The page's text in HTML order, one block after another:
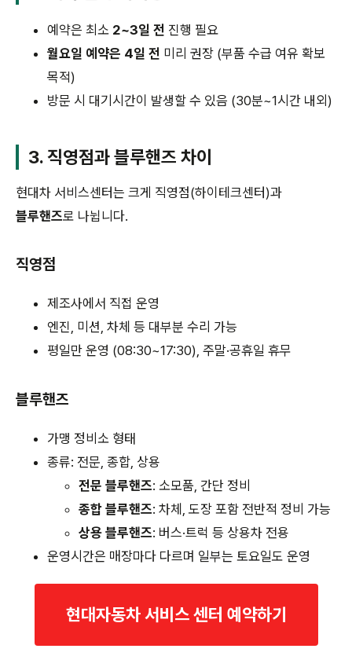
예약은 최소 2~3일 전 진행 필요
월요일 예약은 4일 전 미리 권장 (부품 수급 여유 확보
목적)
방문 시 대기시간이 발생할 수 있음 (30분~1시간 내외)
3. 직영점과 블루핸즈 차이
현대차 서비스센터는 크게 직영점(하이테크센터)과
블루핸즈로 나뉩니다.
직영점
제조사에서 직접 운영
엔진, 미션, 차체 등 대부분 수리 가능
평일만 운영 (08:30~17:30), 주말·공휴일 휴무
블루핸즈
가맹 정비소 형태
종류: 전문, 종합, 상용
전문 블루핸즈: 소모품, 간단 정비
종합 블루핸즈: 차체, 도장 포함 전반적 정비 가능
상용 블루핸즈: 버스·트럭 등 상용차 전용
운영시간은 매장마다 다르며 일부는 토요일도 운영
현대자동차 서비스 센터 예약하기